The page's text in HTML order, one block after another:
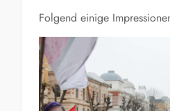
Folgend einige